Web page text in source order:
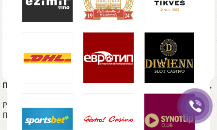
Пластично пенкало ALFA
Рекламен материјал
Пластични пенкала
Пластично пенкало HAVANA,
Рекламен материјал,
Пластични пенкала